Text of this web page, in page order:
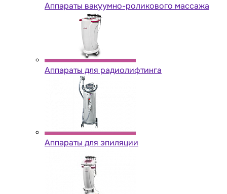
Аппараты вакуумно-роликового массажа
Аппараты для радиолифтинга
Аппараты для эпиляции